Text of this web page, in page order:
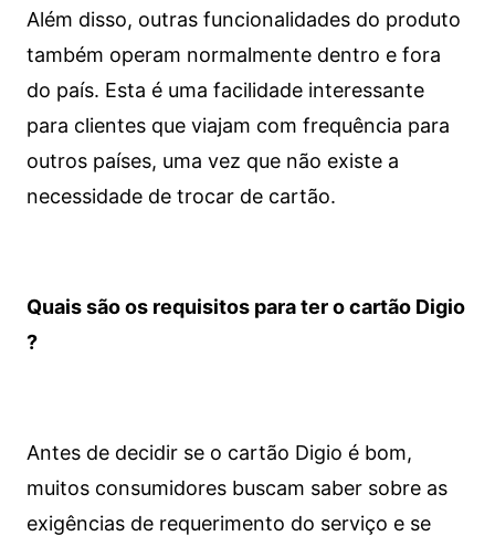
Além disso, outras funcionalidades do produto
também operam normalmente dentro e fora
do país. Esta é uma facilidade interessante
para clientes que viajam com frequência para
outros países, uma vez que não existe a
necessidade de trocar de cartão.
Quais são os requisitos para ter o cartão Digio
?
Antes de decidir se o cartão Digio é bom,
muitos consumidores buscam saber sobre as
exigências de requerimento do serviço e se